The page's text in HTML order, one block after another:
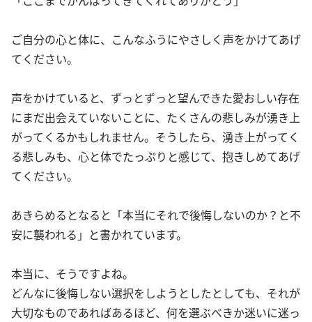
ご自分の心と体に、こんなふうにやさしく声をかけてあげ
てください。
声をかけていると、ずっとずっと望んできた愛おしい存在
にまだ出会えていないことに、たくさんの悲しみが湧き上
がってくるかもしれません。そうしたら、湧き上がってく
る悲しみも、心と体でたっぷりと感じて、抱きしめてあげ
てください。
あきらめるとなると「本当にそれで後悔しないのか？と不
安に襲われる」と書かれています。
本当に、そうですよね。
どんなに後悔しない選択をしようとしたとしても、それが
大切なものであればあるほど、何を選ぶべきか迷いに迷っ